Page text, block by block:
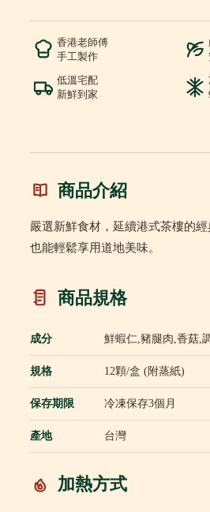
香港老師傅
手工製作
低溫宅配
新鮮到家
商品介紹
嚴選新鮮食材，延續港式茶樓的
也能輕鬆享用道地美味。
商品規格
成分 鮮蝦仁,豬腿肉,香菇,
規格 12顆/盒 (附蒸紙)
保存期限 冷凍保存3個月
產地 台灣
加熱方式